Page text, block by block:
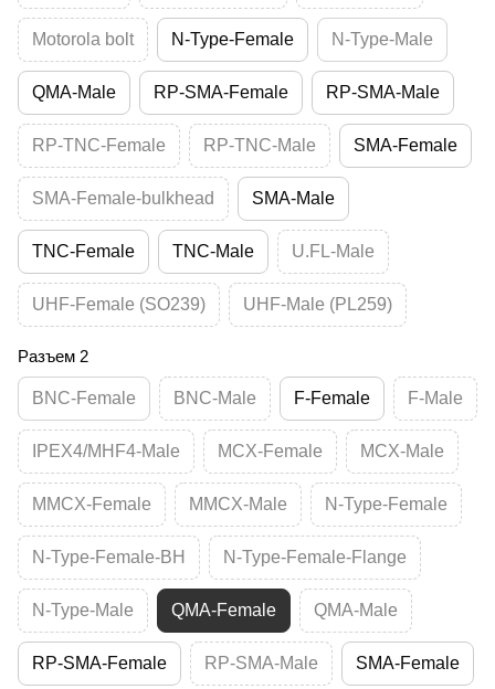
Motorola bolt N-Type-Female N-Type-Male
QMA-Male RP-SMA-Female RP-SMA-Male
RP-TNC-Female RP-TNC-Male SMA-Female
SMA-Female-bulkhead SMA-Male
TNC-Female TNC-Male U.FL-Male
UHF-Female (SO239) UHF-Male (PL259)
Разъем 2
BNC-Female BNC-Male F-Female F-Male
IPEX4/MHF4-Male MCX-Female MCX-Male
MMCX-Female MMCX-Male N-Type-Female
N-Type-Female-BH N-Type-Female-Flange
N-Type-Male QMA-Female QMA-Male
RP-SMA-Female RP-SMA-Male SMA-Female